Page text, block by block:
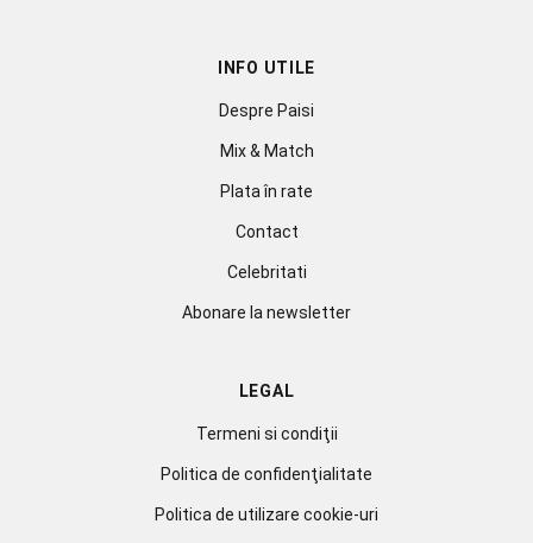
INFO UTILE
Despre Paisi
Mix & Match
Plata în rate
Contact
Celebritati
Abonare la newsletter
LEGAL
Termeni si condiţii
Politica de confidenţialitate
Politica de utilizare cookie-uri